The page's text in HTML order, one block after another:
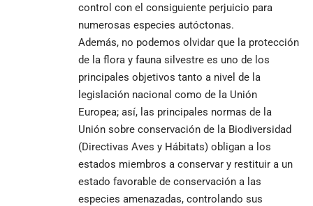
control con el consiguiente perjuicio para
numerosas especies autóctonas.
Además, no podemos olvidar que la protección
de la flora y fauna silvestre es uno de los
principales objetivos tanto a nivel de la
legislación nacional como de la Unión
Europea; así, las principales normas de la
Unión sobre conservación de la Biodiversidad
(Directivas Aves y Hábitats) obligan a los
estados miembros a conservar y restituir a un
estado favorable de conservación a las
especies amenazadas, controlando sus